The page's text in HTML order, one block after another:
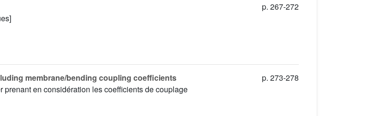
p. 267-272
membrane/bending coupling coefficients
en considération les coefficients de couplage
p. 273-278